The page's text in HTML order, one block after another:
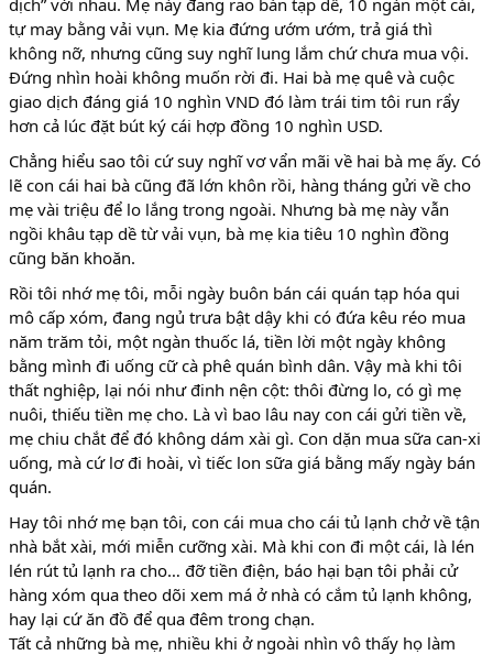
dịch” với nhau. Mẹ này đang rao bán tạp dề, 10 ngàn một cái,
tự may bằng vải vụn. Mẹ kia đứng ướm ướm, trả giá thì
không nỡ, nhưng cũng suy nghĩ lung lắm chứ chưa mua vội.
Đứng nhìn hoài không muốn rời đi. Hai bà mẹ quê và cuộc
giao dịch đáng giá 10 nghìn VND đó làm trái tim tôi run rẩy
hơn cả lúc đặt bút ký cái hợp đồng 10 nghìn USD.
Chẳng hiểu sao tôi cứ suy nghĩ vơ vẩn mãi về hai bà mẹ ấy. Có
lẽ con cái hai bà cũng đã lớn khôn rồi, hàng tháng gửi về cho
mẹ vài triệu để lo lắng trong ngoài. Nhưng bà mẹ này vẫn
ngồi khâu tạp dề từ vải vụn, bà mẹ kia tiêu 10 nghìn đồng
cũng băn khoăn.
Rồi tôi nhớ mẹ tôi, mỗi ngày buôn bán cái quán tạp hóa qui
mô cấp xóm, đang ngủ trưa bật dậy khi có đứa kêu réo mua
năm trăm tỏi, một ngàn thuốc lá, tiền lời một ngày không
bằng mình đi uống cữ cà phê quán bình dân. Vậy mà khi tôi
thất nghiệp, lại nói như đinh nện cột: thôi đừng lo, có gì mẹ
nuôi, thiếu tiền mẹ cho. Là vì bao lâu nay con cái gửi tiền về,
mẹ chiu chắt để đó không dám xài gì. Con dặn mua sữa can-xi
uống, mà cứ lơ đi hoài, vì tiếc lon sữa giá bằng mấy ngày bán
quán.
Hay tôi nhớ mẹ bạn tôi, con cái mua cho cái tủ lạnh chở về tận
nhà bắt xài, mới miễn cưỡng xài. Mà khi con đi một cái, là lén
lén rút tủ lạnh ra cho… đỡ tiền điện, báo hại bạn tôi phải cử
hàng xóm qua theo dõi xem má ở nhà có cắm tủ lạnh không,
hay lại cứ ăn đồ để qua đêm trong chạn.
Tất cả những bà mẹ, nhiều khi ở ngoài nhìn vô thấy họ làm